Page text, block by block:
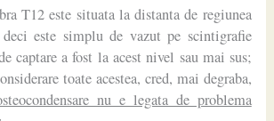
T12 este situata la distanta de regiunea
deci este simplu de vazut pe scintigrafie
captare a fost la acest nivel sau mai sus;
toate acestea, cred, mai degraba,
nu e legata de problema